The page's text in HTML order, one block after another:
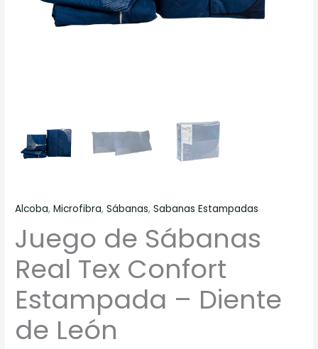
Alcoba,Microfibra,Sábanas,Sabanas Estampadas
Juego de Sábanas
Real Tex Confort
Estampada – Diente
de León
cantidad